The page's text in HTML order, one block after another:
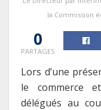
la Commission
0
PARTAGES
Lors d’une
le commerce
délégués au